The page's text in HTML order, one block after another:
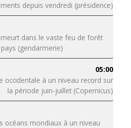
depuis vendredi (présidence)
dans le vaste feu de forêt
(gendarmerie)
05:00
occidentale à un niveau record sur
la période juin-juillet (Copernicus)
océans mondiaux à un niveau